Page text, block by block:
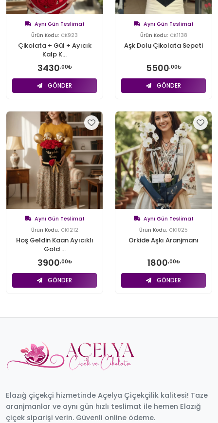
Aynı Gün Teslimat
Ürün Kodu: CK923
Çikolata + Gül + Ayıcık
Kalp K...
3430,00₺
GÖNDER
Aynı Gün Teslimat
Ürün Kodu: CK1138
Aşk Dolu Çikolata Sepeti
5500,00₺
GÖNDER
Aynı Gün Teslimat
Ürün Kodu: CK1212
Hoş Geldin Kaan Ayıcıklı
Gold ...
3900,00₺
GÖNDER
Aynı Gün Teslimat
Ürün Kodu: CK1025
Orkide Aşkı Aranjmanı
1800,00₺
GÖNDER
Elazığ çiçekçi hizmetinde Açelya Çiçekçilik kalitesi! Taze
aranjmanlar ve aynı gün hızlı teslimat ile hemen Elazığ
çiçek siparişi verin. Güvenli online ödeme.